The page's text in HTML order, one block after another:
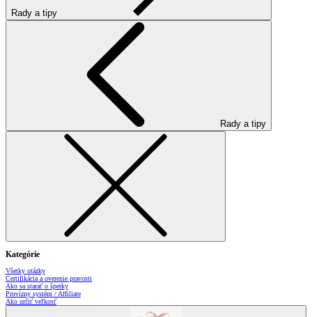
Rady a tipy
Rady a tipy
Kategórie
Všetky otázky
Certifikácia a overenie pravosti
Ako sa starať o šperky
Provízny systém / Affiliate
Ako určiť veľkosť